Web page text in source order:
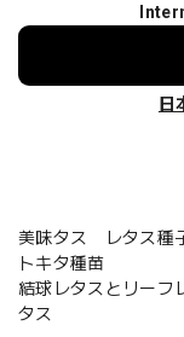
日
美味タス レタス種
トキタ種苗
結球レタスとリーフ
タス